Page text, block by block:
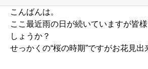
こんばんは。
ここ最近雨の日が続いていますが皆
しょうか？
せっかくの“桜の時期”ですがお花見出